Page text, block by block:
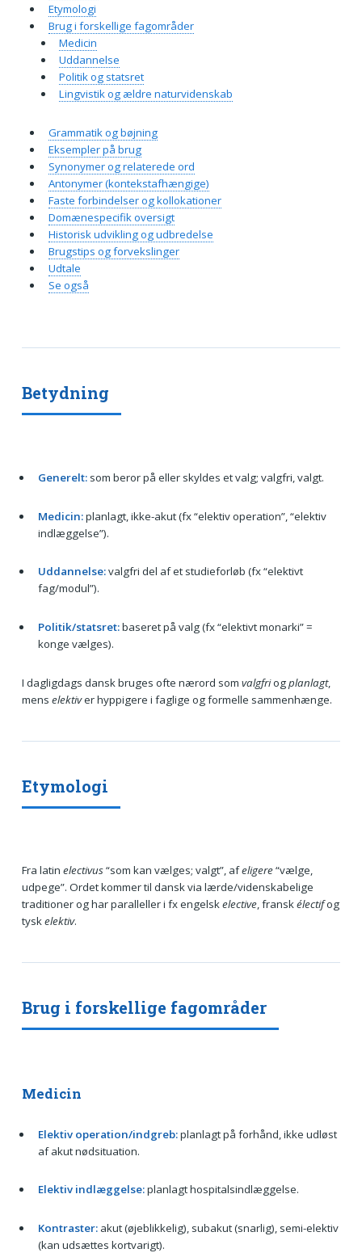
Betydning
Generelt:som beror på eller skyldes et valg; valgfri, valgt.
Medicin:planlagt, ikke-akut (fx “elektiv operation”, “elektiv
indlæggelse”).
Uddannelse:valgfri del af et studieforløb (fx “elektivt
fag/modul”).
Politik/statsret:baseret på valg (fx “elektivt monarki” =
konge vælges).
I dagligdags dansk bruges ofte nærord som valgfriogplanlagt,
mens elektiver hyppigere i faglige og formelle sammenhænge.
Etymologi
Fra latin electivus“som kan vælges; valgt”, afeligere“vælge,
udpege”. Ordet kommer til dansk via lærde/videnskabelige
traditioner og har paralleller i fx engelskelective, franskélectifog
tyskelektiv.
Brug i forskellige fagområder
Medicin
Elektiv operation/indgreb:planlagt på forhånd, ikke udløst
af akut nødsituation.
Elektiv indlæggelse:planlagt hospitalsindlæggelse.
Kontraster:akut (øjeblikkelig), subakut (snarlig), semi-elektiv
(kan udsættes kortvarigt).
Etymologi
Brug i forskellige fagområder
Medicin
Uddannelse
Politik og statsret
Lingvistik og ældre naturvidenskab
Grammatik og bøjning
Eksempler på brug
Synonymer og relaterede ord
Antonymer (kontekstafhængige)
Faste forbindelser og kollokationer
Domænespecifik oversigt
Historisk udvikling og udbredelse
Brugstips og forvekslinger
Udtale
Se også